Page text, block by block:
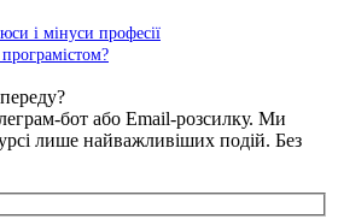
і мінуси професії
бот або Email-розсилку. Ми
лише найважливіших подій. Без